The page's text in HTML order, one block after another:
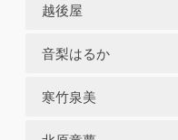
越後屋
音梨はるか
寒竹泉美